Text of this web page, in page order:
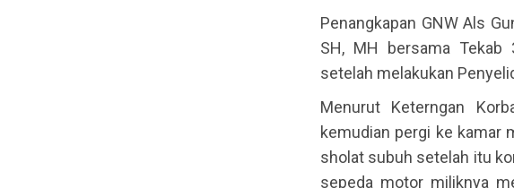
Penangkapan GNW Als
SH, MH bersama Tekab
setelah melakukan
Menurut Keterngan
kemudian pergi ke kamar
sholat subuh setelah itu
sepeda motor miliknya